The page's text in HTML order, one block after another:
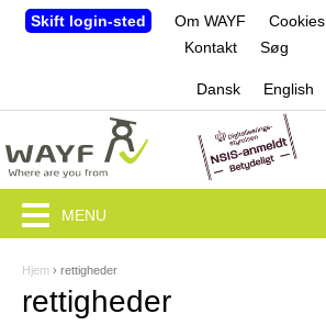
Jump to navigation
Skift login-sted Om WAYF Cookies
Kontakt
Søg
Dansk English
D
u
Hjem › rettigheder
rettigheder
MENU